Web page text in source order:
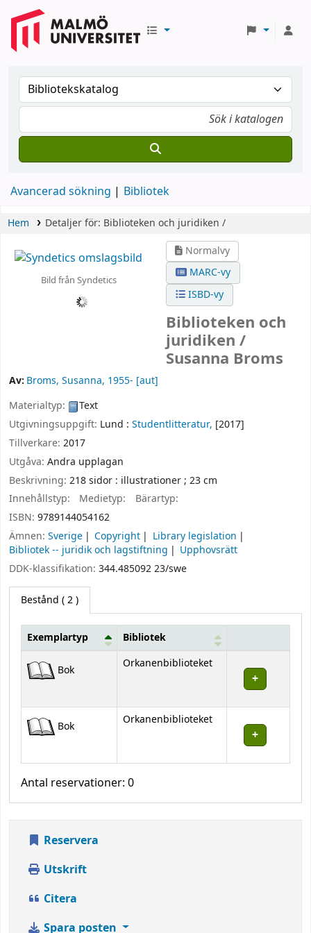
Avancerad sökning Bibliotek
Hem Detaljer för: Biblioteken och juridiken /
Bild från Syndetics
Normalvy
MARC-vy
ISBD-vy
Biblioteken och
juridiken /
Susanna Broms
Av: Broms, Susanna, 1955- [aut]
Materialtyp:
Text
Utgivningsuppgift: Lund : Studentlitteratur, [2017]
Tillverkare: 2017
Utgåva: Andra upplagan
Beskrivning: 218 sidor : illustrationer ; 23 cm
Innehållstyp:
Medietyp:
Bärartyp:
ISBN: 9789144054162
Ämnen: Sverige Copyright
Library legislation
Bibliotek -- juridik och lagstiftning
Upphovsrätt
DDK-klassifikation: 344.485092 23/swe
Bestånd ( 2 )
Exemplartyp Bibliotek
Bok Orkanenbiblioteket
Bok Orkanenbiblioteket
Antal reservationer: 0
Reservera
Utskrift
Citera
Spara posten